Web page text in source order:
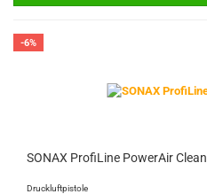
-6%
SONAX ProfiLine PowerAir Clean
Druckluftpistole